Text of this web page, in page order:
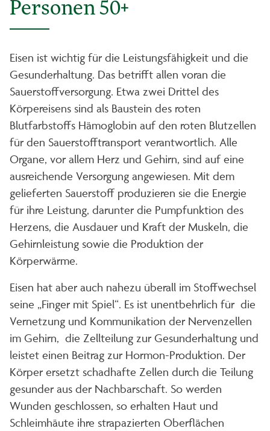
Personen 50+
Eisen ist wichtig für die Leistungsfähigkeit und die
Gesunderhaltung. Das betrifft allen voran die
Sauerstoffversorgung. Etwa zwei Drittel des
Körpereisens sind als Baustein des roten
Blutfarbstoffs Hämoglobin auf den roten Blutzellen
für den Sauerstofftransport verantwortlich. Alle
Organe, vor allem Herz und Gehirn, sind auf eine
ausreichende Versorgung angewiesen. Mit dem
gelieferten Sauerstoff produzieren sie die Energie
für ihre Leistung, darunter die Pumpfunktion des
Herzens, die Ausdauer und Kraft der Muskeln, die
Gehirnleistung sowie die Produktion der
Körperwärme.
Eisen hat aber auch nahezu überall im Stoffwechsel
seine „Finger mit Spiel“. Es ist unentbehrlich für die
Vernetzung und Kommunikation der Nervenzellen
im Gehirn, die Zellteilung zur Gesunderhaltung und
leistet einen Beitrag zur Hormon-Produktion. Der
Körper ersetzt schadhafte Zellen durch die Teilung
gesunder aus der Nachbarschaft. So werden
Wunden geschlossen, so erhalten Haut und
Schleimhäute ihre strapazierten Oberflächen